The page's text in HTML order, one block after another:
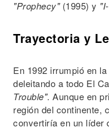
"Prophecy"(1995) y
Trayectoria y
En 1992 irrumpió en
deleitando a todo El
Trouble". Aunque en
región del continente,
convertiría en un líder